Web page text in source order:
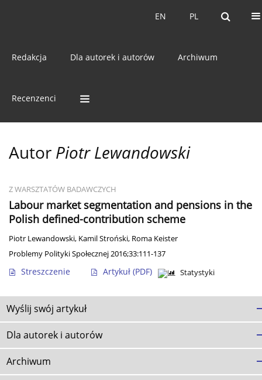
PL
EN PL
EN
Redakcja Dla autorek i autorów Archiwum
Recenzenci
ISSN:
Autor Piotr Lewandowski
Z WARSZTATÓW BADAWCZYCH
Labour market segmentation and pensions in the
Polish defined-contribution scheme
Piotr Lewandowski, Kamil Stroński, Roma Keister
Problemy Polityki Społecznej 2016;33:111-137
Streszczenie Artykuł (PDF) Statystyki
Wyślij swój artykuł
Dla autorek i autorów
Archiwum